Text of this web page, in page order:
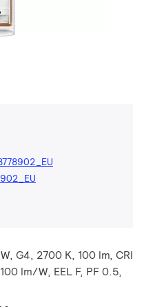
G4, 2700 K, 100 lm, CRI
lm/W, EEL F, PF 0.5,